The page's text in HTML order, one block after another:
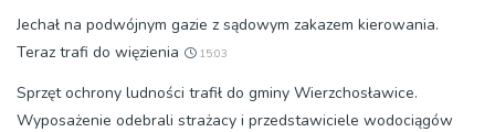
Jechał na podwójnym gazie z sądowym zakazem kierowania.
Teraz trafi do więzienia
15:03
Sprzęt ochrony ludności trafił do gminy Wierzchosławice.
Wyposażenie odebrali strażacy i przedstawiciele wodociągów